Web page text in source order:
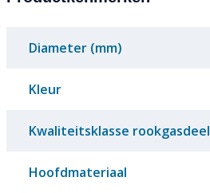
Diameter (mm)
Kleur
Kwaliteitsklasse rookgasdeel
Hoofdmateriaal